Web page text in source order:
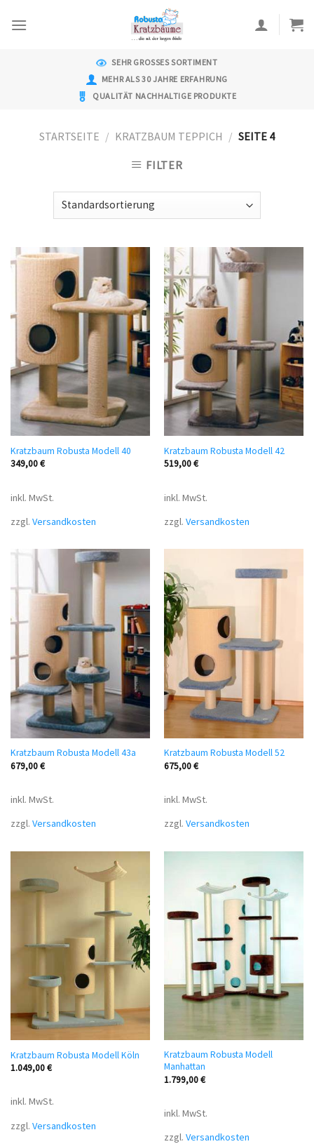
SEHR GROSSES SORTIMENT
MEHR ALS 30 JAHRE ERFAHRUNG
QUALITÄT NACHHALTIGE PRODUKTE
STARTSEITE / KRATZBAUM TEPPICH / SEITE 4
FILTER
Kratzbaum Robusta Modell 40
349,00€
inkl. MwSt.
zzgl. Versandkosten
Kratzbaum Robusta Modell 42
519,00€
inkl. MwSt.
zzgl. Versandkosten
Kratzbaum Robusta Modell 43a
679,00€
inkl. MwSt.
zzgl. Versandkosten
Kratzbaum Robusta Modell 52
675,00€
inkl. MwSt.
zzgl. Versandkosten
Kratzbaum Robusta Modell Köln
1.049,00€
inkl. MwSt.
zzgl. Versandkosten
Kratzbaum Robusta Modell
Manhattan
1.799,00€
inkl. MwSt.
zzgl. Versandkosten